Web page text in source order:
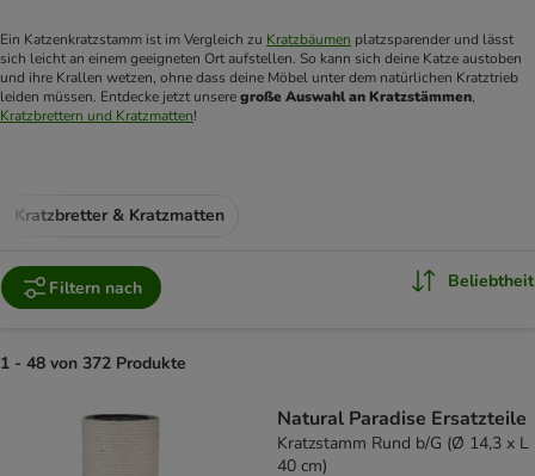
Ein Katzenkratzstamm ist im Vergleich zu Kratzbäumen platzsparender und lässt
sich leicht an einem geeigneten Ort aufstellen. So kann sich deine Katze austoben
und ihre Krallen wetzen, ohne dass deine Möbel unter dem natürlichen Kratztrieb
leiden müssen. Entdecke jetzt unsere große Auswahl an Kratzstämmen
Kratzbrettern und Kratzmatten
Kratzbretter & Kratzmatten
Filtern nach Beliebtheit
1 - 48 von 372 Produkte
Natural Paradise Ersatzteile
Kratzstamm Rund b/G (Ø 14,3 x L
40 cm)